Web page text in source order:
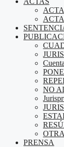
NO
PRENSA